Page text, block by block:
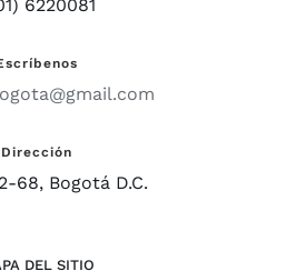
6220081
Dirección
68, Bogotá D.C.
DEL SITIO